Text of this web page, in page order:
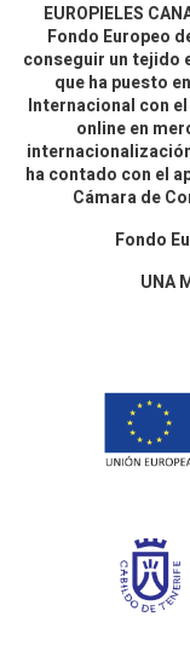
EUROPIELES
Fondo Europeo
conseguir un tejido
que ha puesto
Internacional con
online en
ha contado con el
Cámara de
Fondo
UNA